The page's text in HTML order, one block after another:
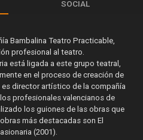
SOCIAL
Bambalina Teatro Practicable,
profesional al teatro.
está ligada a este grupo teatral,
en el proceso de creación de
es director artístico de la compañía
profesionales valencianos de
los guiones de las obras que
más destacadas son El
(2001).